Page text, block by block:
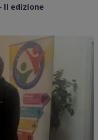
II edizione